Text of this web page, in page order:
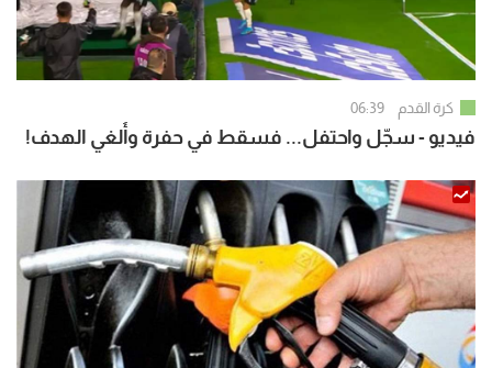
كرة القدم 06:39
فيديو - سجّل واحتفل... فسقط في حفرة وأُلغي الهدف!